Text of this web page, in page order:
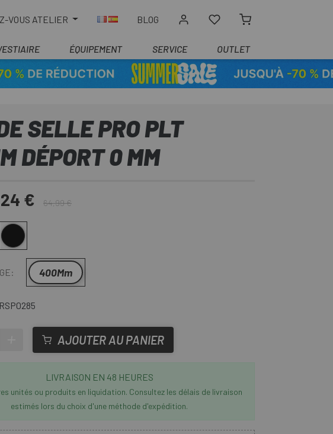
VOUS ATELIER BLOG
ÉQUIPEMENT SERVICE OUTLET
SELLE PRO PLT
DÉPORT 0 MM
€ 64,99 €
400Mm
AJOUTER AU PANIER
LIVRAISON EN 48 HEURES
unités ou produits en liquidation. Consultez les délais de livraison
estimés lors du choix d'une méthode d'expédition.